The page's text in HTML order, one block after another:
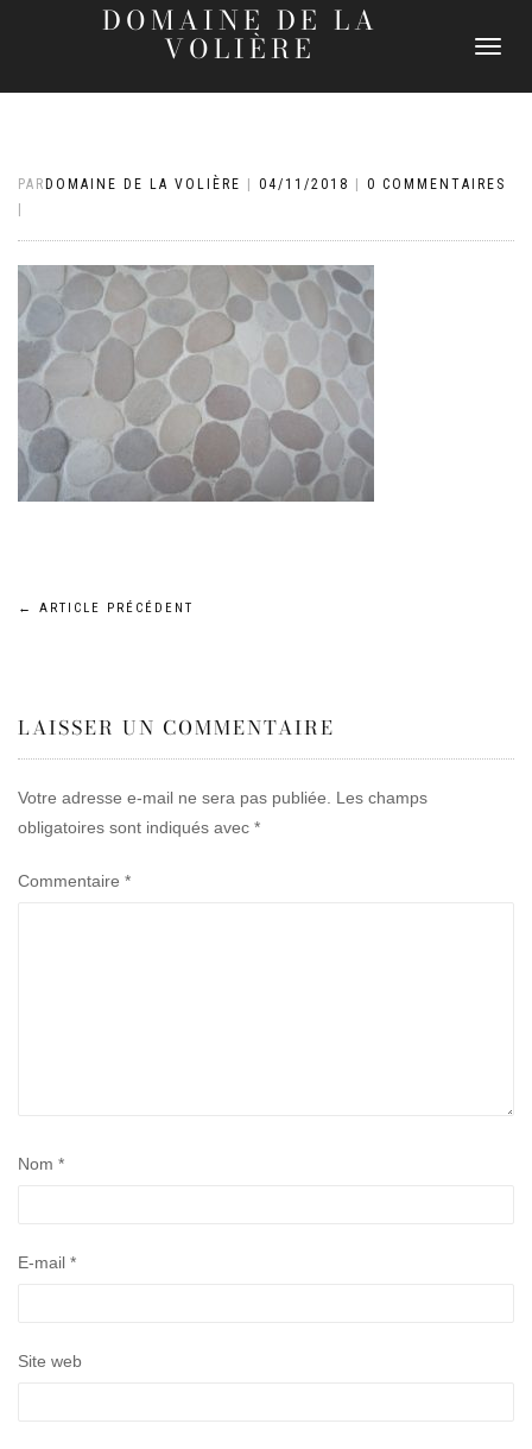
DOMAINE DE LA
VOLIÈRE
DÉPLIER
PAR DOMAINE DE LA VOLIÈRE 04/11/2018
0 COMMENTAIRES
Navigation
l’article
← ARTICLE PRÉCÉDENT
LAISSER UN COMMENTAIRE
Votre adresse e-mail ne sera pas publiée.
Les champs
obligatoires sont indiqués avec *
Commentaire *
Nom *
E-mail *
Site web